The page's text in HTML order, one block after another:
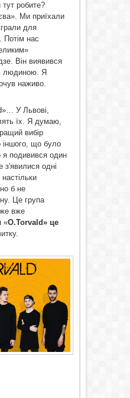
робите?
Ми приїхали
для
Потім нас
Він виявився
людиною. Я
наживо.
У Львові,
їх. Я думаю,
вибір
іншого, що було
я подивився один
одні
б не
Це група
вже
«O.Torvald» це